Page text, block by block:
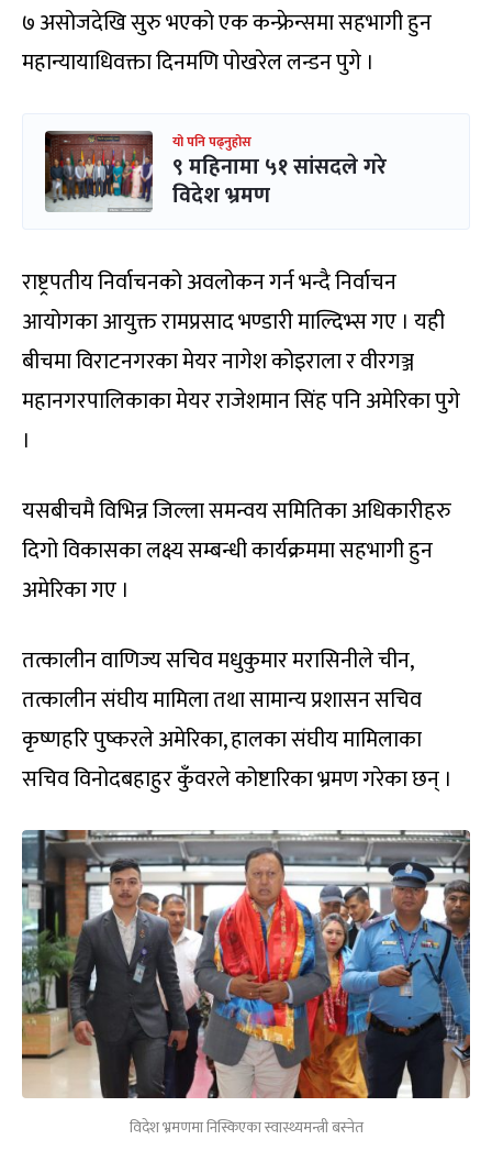
७ असोजदेखि सुरु भएको एक कन्फ्रेन्समा सहभागी हुन
महान्यायाधिवक्ता दिनमणि पोखरेल लन्डन पुगे ।
यो पनि पढ्नुहोस
९ महिनामा ५१ सांसदले गरे
विदेश भ्रमण
राष्ट्रपतीय निर्वाचनको अवलोकन गर्न भन्दै निर्वाचन
आयोगका आयुक्त रामप्रसाद भण्डारी माल्दिभ्स गए । यही
बीचमा विराटनगरका मेयर नागेश कोइराला र वीरगञ्ज
महानगरपालिकाका मेयर राजेशमान सिंह पनि अमेरिका पुगे
।
यसबीचमै विभिन्न जिल्ला समन्वय समितिका अधिकारीहरु
दिगो विकासका लक्ष्य सम्बन्धी कार्यक्रममा सहभागी हुन
अमेरिका गए ।
तत्कालीन वाणिज्य सचिव मधुकुमार मरासिनीले चीन,
तत्कालीन संघीय मामिला तथा सामान्य प्रशासन सचिव
कृष्णहरि पुष्करले अमेरिका, हालका संघीय मामिलाका
सचिव विनोदबहाहुर कुँवरले कोष्टारिका भ्रमण गरेका छन् ।
विदेश भ्रमणमा निस्किएका स्वास्थ्यमन्त्री बस्नेत